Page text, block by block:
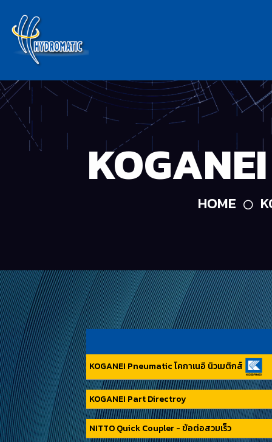
HOME
KOGANEI Pneumatic โคกาเนอิ นิวเมติกส์
KOGANEI Part Directroy
NITTO Quick Coupler - ข้อต่อสวมเร็ว